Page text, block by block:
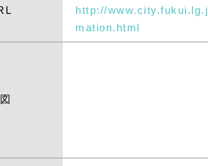
http://
mation.html